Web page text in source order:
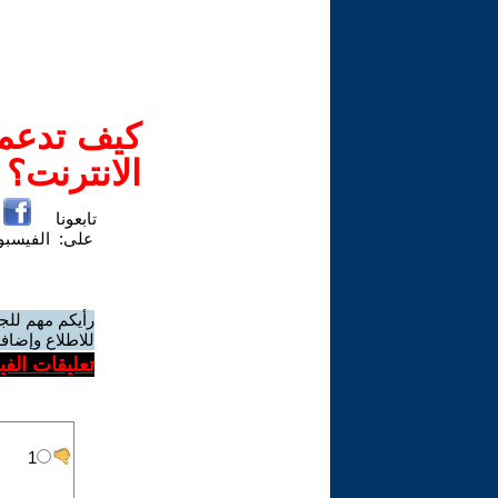
كيف
الانترنت؟
تابعونا
على:
رأيكم مهم
للاطلاع
تعليقات